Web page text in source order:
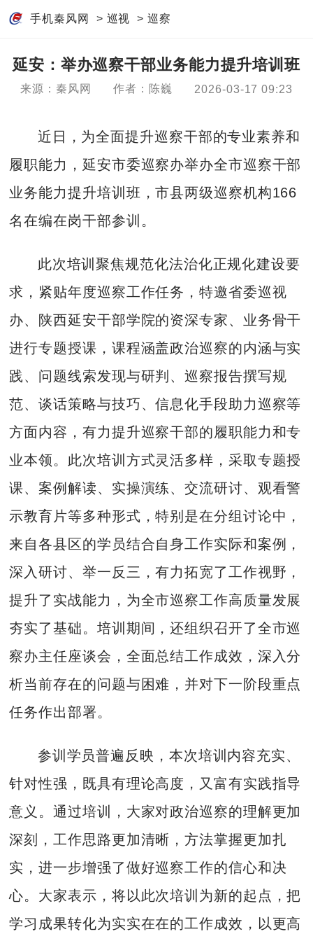
手机秦风网 > 巡视 > 巡察
延安：举办巡察干部业务能力提升培训班
来源：秦风网 作者：陈巍 2026-03-17 09:23
近日，为全面提升巡察干部的专业素养和
履职能力，延安市委巡察办举办全市巡察干部
业务能力提升培训班，市县两级巡察机构166
名在编在岗干部参训。
此次培训聚焦规范化法治化正规化建设要
求，紧贴年度巡察工作任务，特邀省委巡视
办、陕西延安干部学院的资深专家、业务骨干
进行专题授课，课程涵盖政治巡察的内涵与实
践、问题线索发现与研判、巡察报告撰写规
范、谈话策略与技巧、信息化手段助力巡察等
方面内容，有力提升巡察干部的履职能力和专
业本领。此次培训方式灵活多样，采取专题授
课、案例解读、实操演练、交流研讨、观看警
示教育片等多种形式，特别是在分组讨论中，
来自各县区的学员结合自身工作实际和案例，
深入研讨、举一反三，有力拓宽了工作视野，
提升了实战能力，为全市巡察工作高质量发展
夯实了基础。培训期间，还组织召开了全市巡
察办主任座谈会，全面总结工作成效，深入分
析当前存在的问题与困难，并对下一阶段重点
任务作出部署。
参训学员普遍反映，本次培训内容充实、
针对性强，既具有理论高度，又富有实践指导
意义。通过培训，大家对政治巡察的理解更加
深刻，工作思路更加清晰，方法掌握更加扎
实，进一步增强了做好巡察工作的信心和决
心。大家表示，将以此次培训为新的起点，把
学习成果转化为实实在在的工作成效，以更高